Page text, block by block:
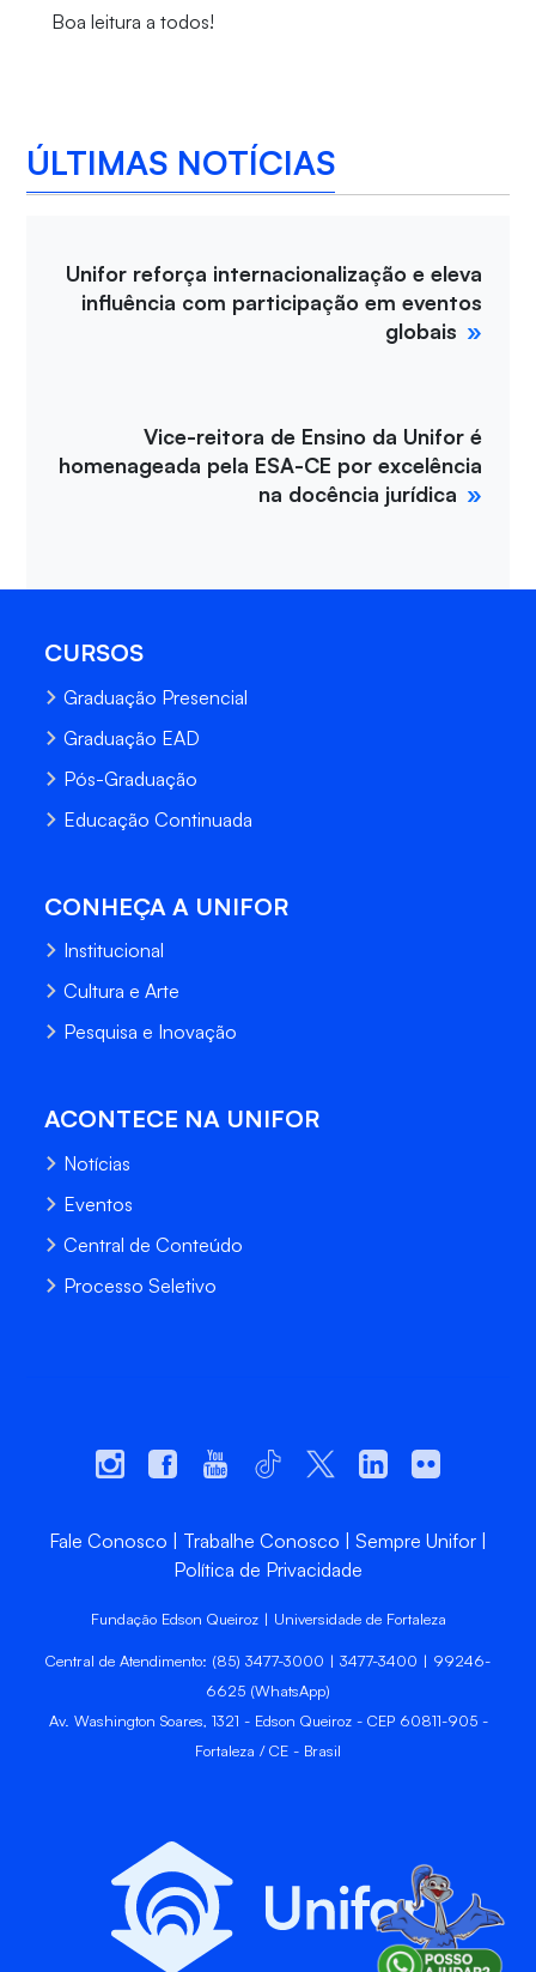
Boa leitura a todos!
ÚLTIMAS NOTÍCIAS
Unifor reforça internacionalização e eleva
influência com participação em eventos
globais
Vice-reitora de Ensino da Unifor é
homenageada pela ESA-CE por excelência
na docência jurídica
CURSOS
Graduação Presencial
Graduação EAD
Pós-Graduação
Educação Continuada
CONHEÇA A UNIFOR
Institucional
Cultura e Arte
Pesquisa e Inovação
ACONTECE NA UNIFOR
Notícias
Eventos
Central de Conteúdo
Processo Seletivo
Fale Conosco Trabalhe Conosco
Sempre Unifor
Política de Privacidade
Fundação Edson Queiroz | Universidade de Fortaleza
Central de Atendimento: (85) 3477-3000 | 3477-3400 | 99246-
6625 (WhatsApp)
Av. Washington Soares, 1321 - Edson Queiroz - CEP 60811-905 -
Fortaleza / CE - Brasil